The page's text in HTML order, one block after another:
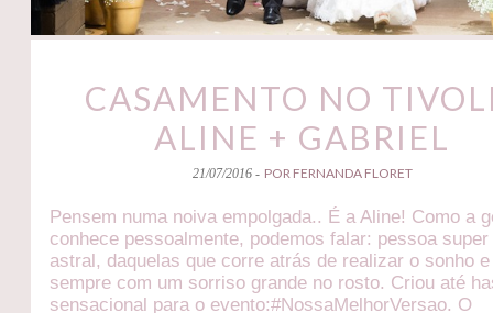
CASAMENTO NO
ALINE + GABRIEL
21/07/2016 - POR FERNANDA FLORET
Pensem numa noiva empolgada.. É a Aline! Como a
conhece pessoalmente, podemos falar: pessoa
astral, daquelas que corre atrás de realizar o sonho e
sempre com um sorriso grande no rosto. Criou até
sensacional para o evento:#NossaMelhorVersao. O